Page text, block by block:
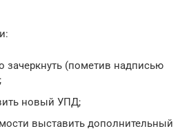
зачеркнуть (пометив надписью
новый УПД;
выставить дополнительный